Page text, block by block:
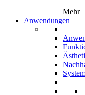
Mehr
Anwendungen